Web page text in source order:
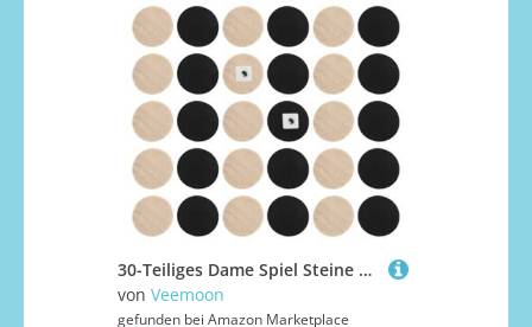
30-Teiliges Dame Spiel Steine 1.9cm Holz Damesteine Schachfiguren Universelles Schachfiguren Zubehör Alle Altersgruppe
von Veemoon
gefunden bei Amazon Marketplace